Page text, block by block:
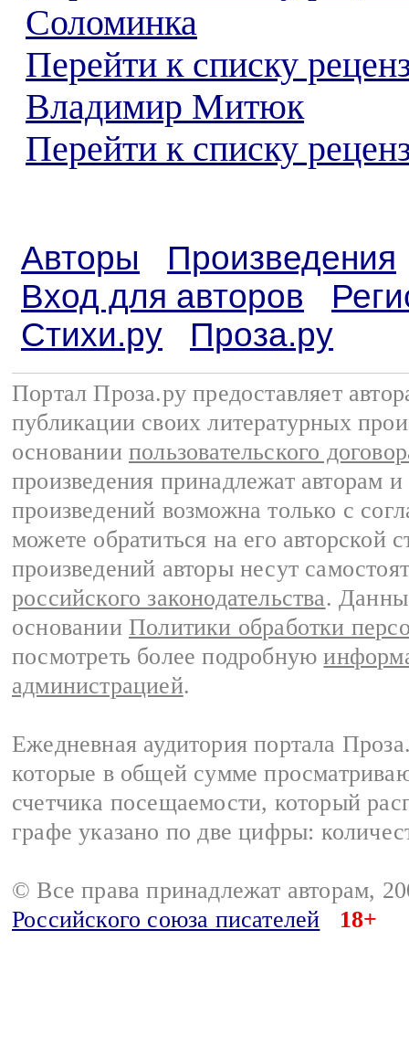
Соломинка
Перейти к списку
Владимир Митюк
Перейти к списку
Авторы
Произведения
Вход для авторов
Стихи.ру
Проза.ру
Портал Проза.ру предоставляет
публикации своих литературных
основании пользовательского
произведения принадлежат авторам
произведений возможна только с
можете обратиться на его авторской
произведений авторы несут
российского законодательства.
основании Политики обработки
посмотреть более подробную
администрацией.
Ежедневная аудитория портала
которые в общей сумме
счетчика посещаемости, который
графе указано по две цифры:
© Все права принадлежат авторам,
Российского союза писателей
18+